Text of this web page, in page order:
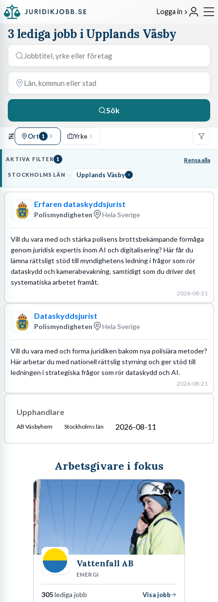
Logga in
3 lediga jobb i Upplands Väsby
Sök
Ort 1 Yrke
AKTIVA FILTER 1 Rensa alla
STOCKHOLMS LÄN Upplands Väsby
Erfaren dataskyddsjurist
Polismyndigheten Hela Sverige
Vill du vara med och stärka polisens brottsbekämpande förmåga
genom juridisk expertis inom AI och digitalisering? Här får du
lämna rättsligt stöd till myndighetens ledning i frågor som rör
dataskydd och kamerabevakning, samtidigt som du driver det
systematiska arbetet framåt.
2026-08-21
Dataskyddsjurist
Polismyndigheten Hela Sverige
Vill du vara med och forma juridiken bakom nya polisiära metoder?
Här arbetar du med nationell rättslig styrning och ger stöd till
ledningen i strategiska frågor som rör dataskydd och AI.
2026-08-21
Upphandlare
AB Väsbyhem Stockholms län 2026-08-11
Arbetsgivare i fokus
Vattenfall AB
ENERGI
305lediga jobb
Visa jobb